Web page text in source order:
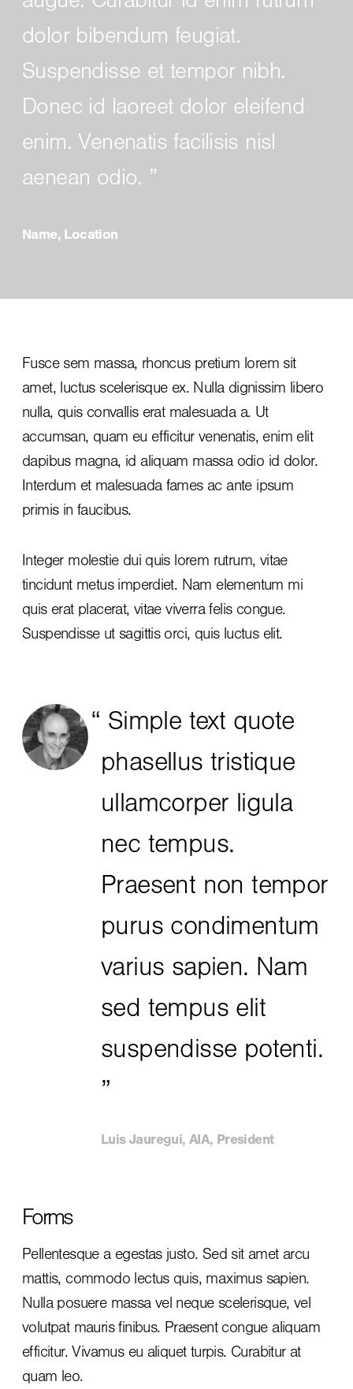
dolor bibendum feugiat.
Suspendisse et tempor nibh.
Donec id laoreet dolor eleifend
enim. Venenatis facilisis nisl
aenean odio.
Name, Location
Fusce sem massa, rhoncus pretium lorem sit
amet, luctus scelerisque ex. Nulla dignissim libero
nulla, quis convallis erat malesuada a. Ut
accumsan, quam eu efficitur venenatis, enim elit
dapibus magna, id aliquam massa odio id dolor.
Interdum et malesuada fames ac ante ipsum
primis in faucibus.
Integer molestie dui quis lorem rutrum, vitae
tincidunt metus imperdiet. Nam elementum mi
quis erat placerat, vitae viverra felis congue.
Suspendisse ut sagittis orci, quis luctus elit.
Simple text quote
phasellus tristique
ullamcorper ligula
nec tempus.
Praesent non tempor
purus condimentum
varius sapien. Nam
sed tempus elit
suspendisse potenti.
Luis Jauregui, AIA, President
Forms
Pellentesque a egestas justo. Sed sit amet arcu
mattis, commodo lectus quis, maximus sapien.
Nulla posuere massa vel neque scelerisque, vel
volutpat mauris finibus. Praesent congue aliquam
efficitur. Vivamus eu aliquet turpis. Curabitur at
quam leo.